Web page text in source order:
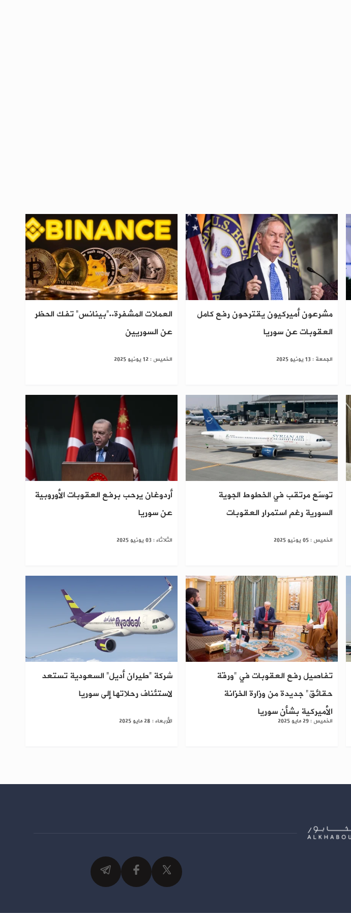
مشرعون أميركيون يقترحون رفع كامل
العقوبات عن سوريا
الجمعة : 13 يونيو 2025
العملات المشفرة..“بينانس” تفك الحظر
عن السوريين
الخميس : 12 يونيو 2025
توسّع مرتقب في الخطوط الجوية
السورية رغم استمرار العقوبات
الخميس : 05 يونيو 2025
أردوغان يرحب برفع العقوبات الأوروبية
عن سوريا
الثلاثاء : 03 يونيو 2025
تفاصيل رفع العقوبات في "ورقة
حقائق" جديدة من وزارة الخزانة
الأميركية بشأن سوريا
الخميس : 29 مايو 2025
شركة “طيران أديل” السعودية تستعد
لاستئناف رحلاتها إلى سوريا
الأربعاء : 28 مايو 2025